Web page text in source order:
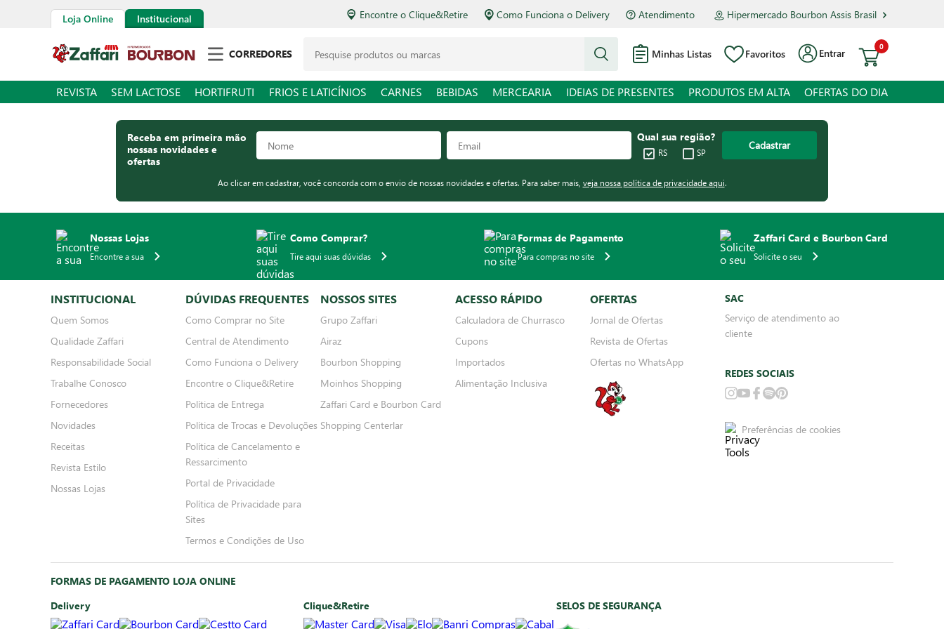
Loja Online Institucional Encontre o Clique&Retire Como Funciona o Delivery Atendimento Hipermercado Bourbon Assis Brasil
CORREDORES Minhas Listas Favoritos Entrar
0
REVISTA SEM LACTOSE HORTIFRUTI FRIOS E LATICÍNIOS CARNES BEBIDAS MERCEARIA IDEIAS DE PRESENTES PRODUTOS EM ALTA OFERTAS DO DIA
Receba em primeira mão
nossas novidades e
ofertas
Qual sua região?
RS SP
Cadastrar
Ao clicar em cadastrar, você concorda com o envio de nossas novidades e ofertas. Para saber mais, veja nossa política de privacidade aqui.
Nossas Lojas
Encontre a sua
Como Comprar?
Tire aqui suas dúvidas
Formas de Pagamento
Para compras no site
Zaffari Card e Bourbon Card
Solicite o seu
INSTITUCIONAL
Quem Somos
Qualidade Zaffari
Responsabilidade Social
Trabalhe Conosco
Fornecedores
Novidades
Receitas
Revista Estilo
Nossas Lojas
DÚVIDAS FREQUENTES
Como Comprar no Site
Central de Atendimento
Como Funciona o Delivery
Encontre o Clique&Retire
Política de Entrega
Política de Trocas e Devoluções
Política de Cancelamento e
Ressarcimento
Portal de Privacidade
Política de Privacidade para
Sites
Termos e Condições de Uso
NOSSOS SITES
Grupo Zaffari
Airaz
Bourbon Shopping
Moinhos Shopping
Zaffari Card e Bourbon Card
Shopping Centerlar
ACESSO RÁPIDO
Calculadora de Churrasco
Cupons
Importados
Alimentação Inclusiva
OFERTAS
Jornal de Ofertas
Revista de Ofertas
Ofertas no WhatsApp
SAC
Serviço de atendimento ao
cliente
REDES SOCIAIS
Preferências de cookies
FORMAS DE PAGAMENTO LOJA ONLINE
Delivery
Clique&Retire SELOS DE SEGURANÇA